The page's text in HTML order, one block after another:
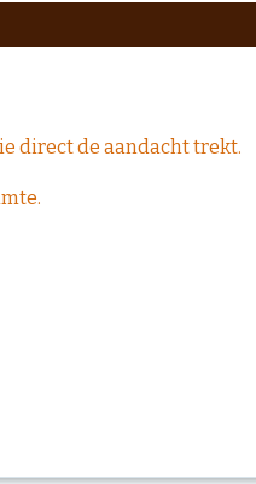
direct de aandacht trekt.